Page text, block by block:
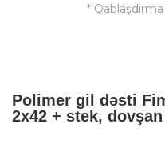
*
Polimer gil dəsti
2х42 + stek, dovşan